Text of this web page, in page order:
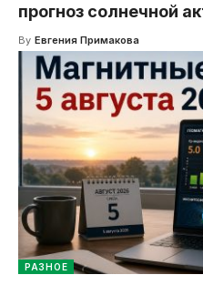
прогноз солнечной
By Евгения Примакова
РАЗНОЕ